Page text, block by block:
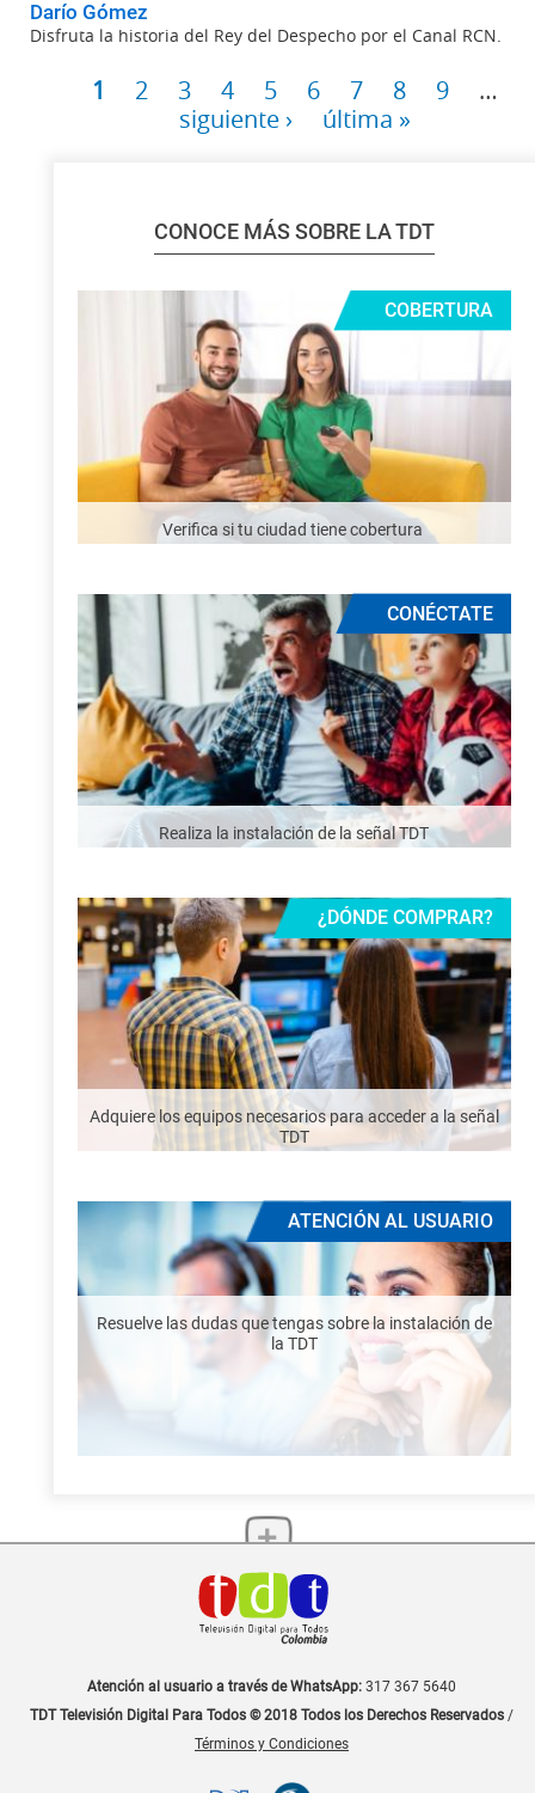
Darío Gómez
Disfruta la historia del Rey del Despecho por el Canal RCN.
Página
1 Página
2 Página
3 Página
4 Página
5 Página
6 Página
7 Página
8 Página
9 …
siguiente ›
Última
última »
CONOCE MÁS SOBRE LA TDT
COBERTURA
Verifica si tu ciudad tiene cobertura
CONÉCTATE
Realiza la instalación de la señal TDT
¿DÓNDE COMPRAR?
Adquiere los equipos necesarios para acceder a la señal
TDT
ATENCIÓN AL USUARIO
Resuelve las dudas que tengas sobre la instalación de
la TDT
Atención al usuario a través de WhatsApp: 317 367 5640
TDT Televisión Digital Para Todos © 2018 Todos los Derechos Reservados /
Términos y Condiciones